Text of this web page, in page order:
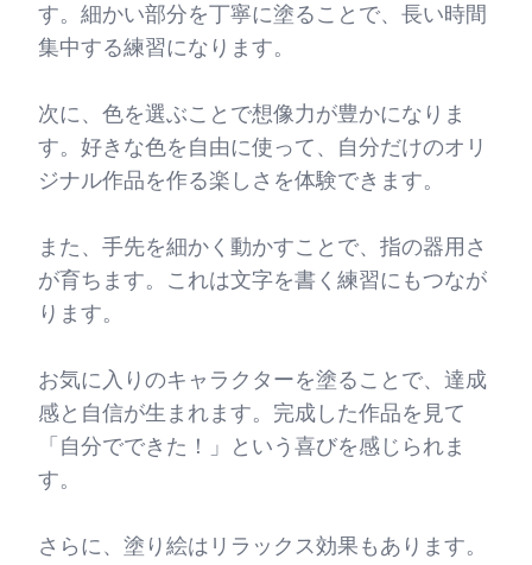
す。細かい部分を丁寧に塗ることで、長い時間
集中する練習になります。
次に、色を選ぶことで想像力が豊かになりま
す。好きな色を自由に使って、自分だけのオリ
ジナル作品を作る楽しさを体験できます。
また、手先を細かく動かすことで、指の器用さ
が育ちます。これは文字を書く練習にもつなが
ります。
お気に入りのキャラクターを塗ることで、達成
感と自信が生まれます。完成した作品を見て
「自分でできた！」という喜びを感じられま
す。
さらに、塗り絵はリラックス効果もあります。